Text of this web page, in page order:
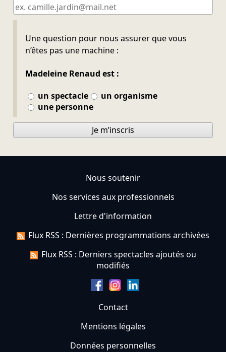
Une question pour nous assurer que vous
n’êtes pas une machine :
Madeleine Renaud est :
un spectacle
un organisme
une personne
Ne pas remplir
Je m’inscris
Nous soutenir
Nos services aux professionnels
Lettre d'information
Flux RSS : Dernières programmations archivées
Flux RSS : Derniers spectacles ajoutés ou
modifiés
Contact
Mentions légales
Données personnelles